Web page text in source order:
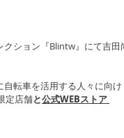
クション『Blintw』にて吉田
自転車を活用する人々に向け
定店舗と公式WEBストア